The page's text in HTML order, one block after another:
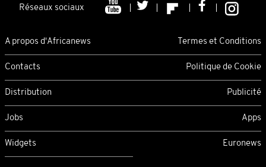
Réseaux sociaux
A propos d'Africanews Termes et Conditions
Contacts Politique de Cookie
Distribution Publicité
Jobs Apps
Widgets Euronews